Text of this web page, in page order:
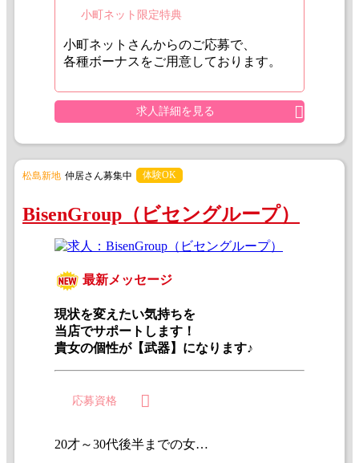
小町ネット限定特典
小町ネットさんからのご応募で、
各種ボーナスをご用意しております。
求人詳細を見る
松島新地 仲居さん募集中 体験OK
BisenGroup（ビセングループ）
最新メッセージ
現状を変えたい気持ちを
当店でサポートします！
貴女の個性が【武器】になります♪
応募資格
20才～30代後半までの女性大歓迎です!! 未経験、経験者問いません。 出戻り大歓迎!!